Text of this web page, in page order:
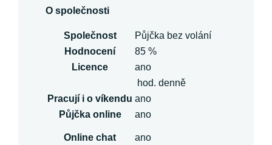
O společnosti
Společnost
Půjčka bez volání
Hodnocení
85 %
Licence
ano
hod. denně
Pracují i o víkendu ano
Půjčka online
ano
Online chat ano